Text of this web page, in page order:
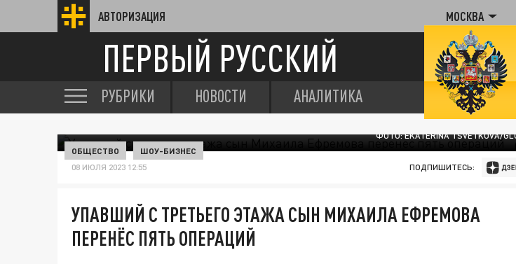
АВТОРИЗАЦИЯ МОСКВА
ПЕРВЫЙ РУССКИЙ
РУБРИКИ НОВОСТИ АНАЛИТИКА
ФОТО: EKATERINA TSVETKOVA/
ОБЩЕСТВО ШОУ-БИЗНЕС
08 ИЮЛЯ 2023 12:55 ПОДПИШИТЕСЬ:
УПАВШИЙ С ТРЕТЬЕГО ЭТАЖА СЫН МИХАИЛА ЕФРЕМОВА
ПЕРЕНЁС ПЯТЬ ОПЕРАЦИЙ